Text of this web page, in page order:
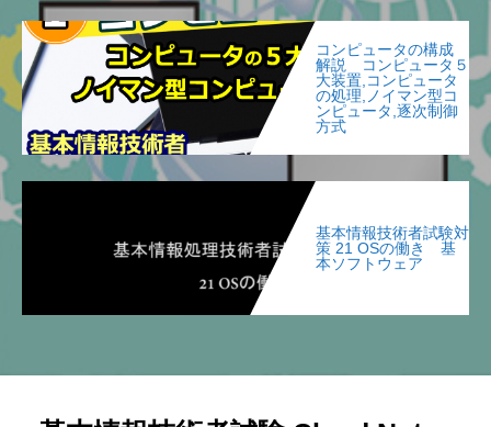
コンピュータの構成
解説 コンピュータ５
大装置,コンピュータ
の処理,ノイマン型コ
ンピュータ,逐次制御
方式
基本情報技術者試験対
策 21 OSの働き 基
本ソフトウェア